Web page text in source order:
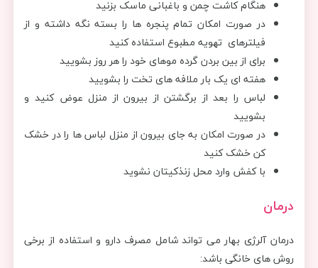
هنگام کاشت چمن و باغبانی ماسک بزنید
در صورت امکان تمام پنجره ها را بسته نگه داشته و از
فیلترهای تهویه مطبوع استفاده کنید
برای از بین بردن گرده موهای خود را هر روز بشویید
هفته ای یک بار ملافه های تخت را بشویید
لباس را بعد از برگشتن از بیرون از منزل عوض کنید و
بشویید
در صورت امکان به جای بیرون از منزل لباس ها را در خشک
کن خشک کنید
با کفش وارد محل زنذکیتان نشوید
درمان
درمان آلرژی بهار می تواند شامل مصرف دارو و استفاده از برخی
روش های خانگی باشد: